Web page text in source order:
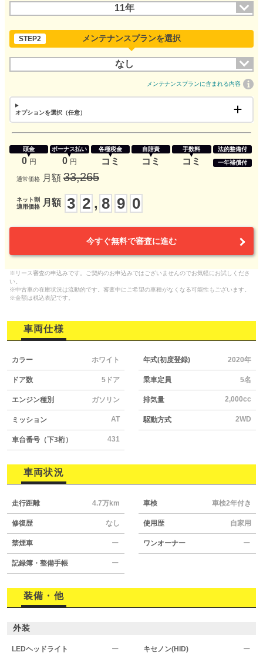
11年
STEP2 メンテナンスプランを選択
なし
メンテナンスプランに含まれる内容
オプションを選択（任意）
頭金
0 円
ボーナス払い
0 円
各種税金
コミ
自賠責
コミ
手数料
コミ
法的整備付
一年補償付
通常価格 月額 33,265
ネット割
適用価格
月額 3 2 , 8 9 0
今すぐ無料で審査に進む
※リース審査の申込みです。ご契約のお申込みではございませんのでお気軽にお試しくださ
い。
※中古車の在庫状況は流動的です。審査中にご希望の車種がなくなる可能性もございます。
※金額は税込表記です。
車両仕様
カラー ホワイト 年式(初度登録) 2020年
ドア数 5ドア 乗車定員 5名
エンジン種別 ガソリン 排気量 2,000cc
ミッション AT 駆動方式 2WD
車台番号（下3桁） 431
車両状況
走行距離 4.7万km 車検 車検2年付き
修復歴 なし 使用歴 自家用
禁煙車 ー ワンオーナー ー
記録簿・整備手帳 ー
装備・他
外装
LEDヘッドライト ー キセノン(HID) ー